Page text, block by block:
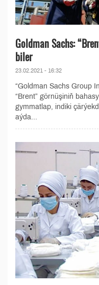
Goldman Sachs:
biler
23.02.2021 - 16:32
“Goldman Sachs Group
“Brent” görnüşiniň
gymmatlap, indiki
aýda...